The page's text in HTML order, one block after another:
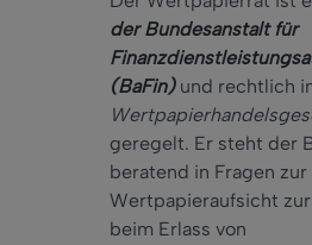
der Bundesanstalt für
(BaFin)und rechtlich
geregelt. Er steht der
beratend in Fragen zur
Wertpapieraufsicht
beim Erlass von